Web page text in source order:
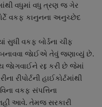
વધુમાં વધુ ત્રણ જ ગેર
વકફ કાનુનના અનુચ્છેદ
વકફ બોર્ડના ચીફ
જાેઈએ તેવું જણાવ્યું છે.
રદ્દ કરી છે જેમાં
રીપોર્ટની હાઈકોર્ટમાંથી
વકફ સંપત્તિના
નહીં આવે. તેમજ સરકારી